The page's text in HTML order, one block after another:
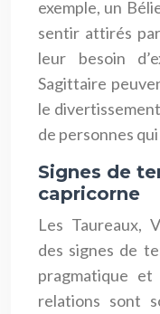
exemple, un
sentir attirés
leur besoin
Sagittaire
le
de personnes
Signes de
capricorne
Les Taureaux,
des signes de
pragmatique
relations sont